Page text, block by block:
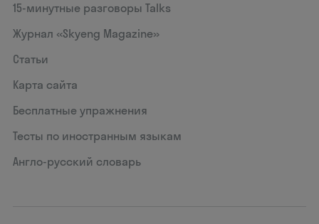
15‑минутные разговоры Talks
Журнал «Skyeng Magazine»
Статьи
Карта сайта
Бесплатные упражнения
Тесты по иностранным языкам
Англо-русский словарь